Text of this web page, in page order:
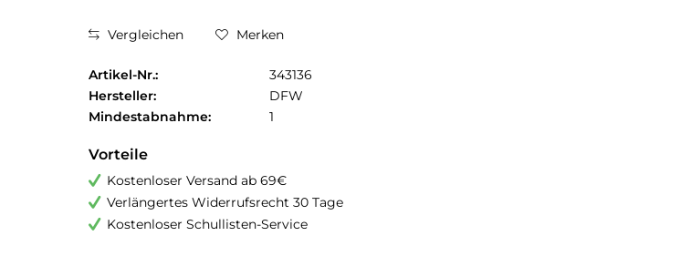
Vergleichen Merken
Artikel-Nr.:
343136
Hersteller:
DFW
Mindestabnahme:
1
Vorteile
Kostenloser Versand ab 69€
Verlängertes Widerrufsrecht 30 Tage
Kostenloser Schullisten-Service